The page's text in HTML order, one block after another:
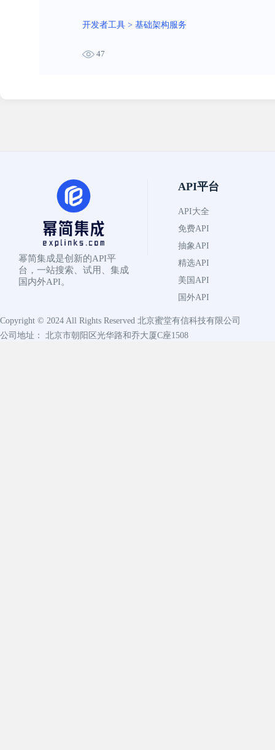
开发者工具 > 基础架构服务
47
幂简集成是创新的API平
台，一站搜索、试用、集成
国内外API。
API平台
API大全
免费API
抽象API
精选API
美国API
国外API
Copyright © 2024 All Rights Reserved 北京蜜堂有信科技有限公司
公司地址： 北京市朝阳区光华路和乔大厦C座1508